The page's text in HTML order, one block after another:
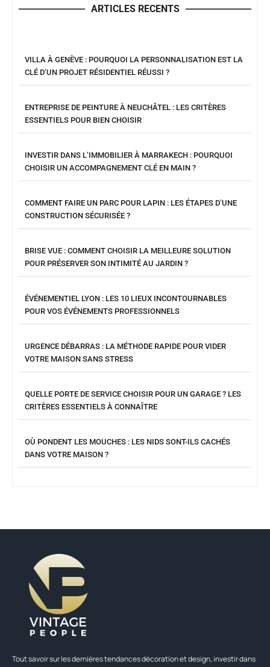
ARTICLES RECENTS
VILLA À GENÈVE : POURQUOI LA PERSONNALISATION EST LA
CLÉ D’UN PROJET RÉSIDENTIEL RÉUSSI ?
ENTREPRISE DE PEINTURE À NEUCHÂTEL : LES CRITÈRES
ESSENTIELS POUR BIEN CHOISIR
INVESTIR DANS L’IMMOBILIER À MARRAKECH : POURQUOI
CHOISIR UN ACCOMPAGNEMENT CLÉ EN MAIN ?
COMMENT FAIRE UN PARC POUR LAPIN : LES ÉTAPES D’UNE
CONSTRUCTION SÉCURISÉE ?
BRISE VUE : COMMENT CHOISIR LA MEILLEURE SOLUTION
POUR PRÉSERVER SON INTIMITÉ AU JARDIN ?
ÉVÉNEMENTIEL LYON : LES 10 LIEUX INCONTOURNABLES
POUR VOS ÉVÉNEMENTS PROFESSIONNELS
URGENCE DÉBARRAS : LA MÉTHODE RAPIDE POUR VIDER
VOTRE MAISON SANS STRESS
QUELLE PORTE DE SERVICE CHOISIR POUR UN GARAGE ? LES
CRITÈRES ESSENTIELS À CONNAÎTRE
OÙ PONDENT LES MOUCHES : LES NIDS SONT-ILS CACHÉS
DANS VOTRE MAISON ?
Tout savoir sur les dernières tendances décoration et design, investir dans